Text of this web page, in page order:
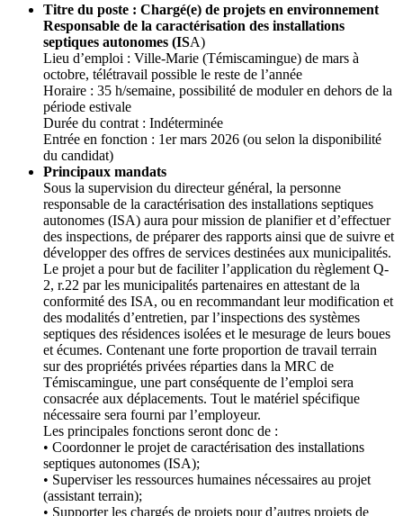
Titre du poste : Chargé(e) de projets en environnement
Responsable de la caractérisation des installations
septiques autonomes (ISA)
Lieu d’emploi : Ville-Marie (Témiscamingue) de mars à
octobre, télétravail possible le reste de l’année
Horaire : 35 h/semaine, possibilité de moduler en dehors de la
période estivale
Durée du contrat : Indéterminée
Entrée en fonction : 1er mars 2026 (ou selon la disponibilité
du candidat)
Principaux mandats
Sous la supervision du directeur général, la personne
responsable de la caractérisation des installations septiques
autonomes (ISA) aura pour mission de planifier et d’effectuer
des inspections, de préparer des rapports ainsi que de suivre et
développer des offres de services destinées aux municipalités.
Le projet a pour but de faciliter l’application du règlement Q-
2, r.22 par les municipalités partenaires en attestant de la
conformité des ISA, ou en recommandant leur modification et
des modalités d’entretien, par l’inspections des systèmes
septiques des résidences isolées et le mesurage de leurs boues
et écumes. Contenant une forte proportion de travail terrain
sur des propriétés privées réparties dans la MRC de
Témiscamingue, une part conséquente de l’emploi sera
consacrée aux déplacements. Tout le matériel spécifique
nécessaire sera fourni par l’employeur.
Les principales fonctions seront donc de :
• Coordonner le projet de caractérisation des installations
septiques autonomes (ISA);
• Superviser les ressources humaines nécessaires au projet
(assistant terrain);
• Supporter les chargés de projets pour d’autres projets de